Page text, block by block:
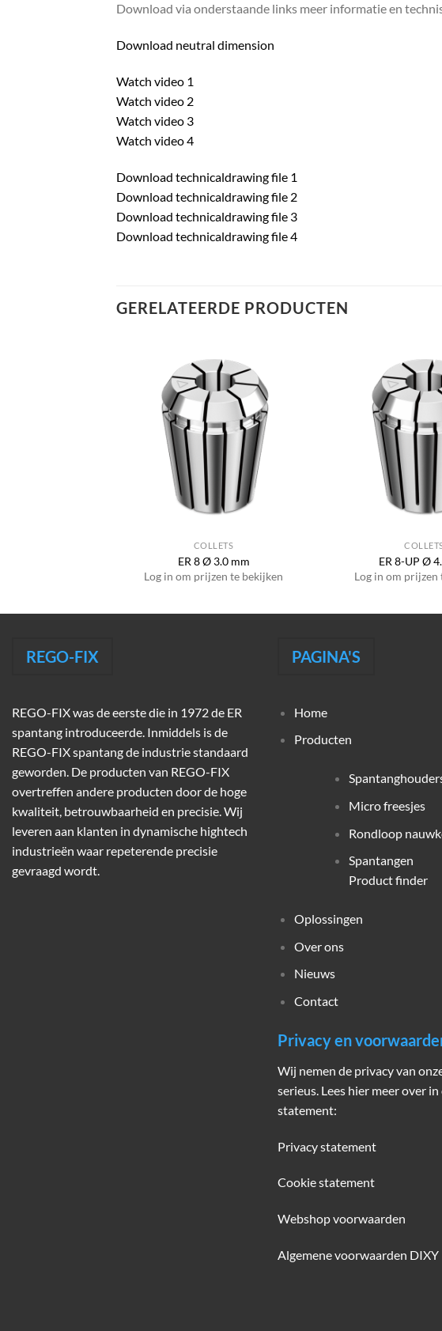
Download via onderstaande links meer informatie en
Download neutral dimension
Watch video 1
Watch video 2
Watch video 3
Watch video 4
Download technicaldrawing file 1
Download technicaldrawing file 2
Download technicaldrawing file 3
Download technicaldrawing file 4
GERELATEERDE PRODUCTEN
COLLETS
ER 8 Ø 3.0 mm
Log in om prijzen te bekijken
ER 8-UP Ø
Log in om prijzen
REGO-FIX
REGO-FIX was de eerste die in 1972 de ER
spantang introduceerde. Inmiddels is de
REGO-FIX spantang de industrie standaard
geworden. De producten van REGO-FIX
overtreffen andere producten door de hoge
kwaliteit, betrouwbaarheid en precisie. Wij
leveren aan klanten in dynamische hightech
industrieën waar repeterende precisie
gevraagd wordt.
PAGINA'S
Home
Producten
Micro freesjes
Rondloop
Spantangen
Product finder
Oplossingen
Over ons
Nieuws
Contact
Privacy en
Wij nemen de privacy van
serieus. Lees hier meer over
statement:
Privacy statement
Cookie statement
Webshop voorwaarden
Algemene voorwaarden